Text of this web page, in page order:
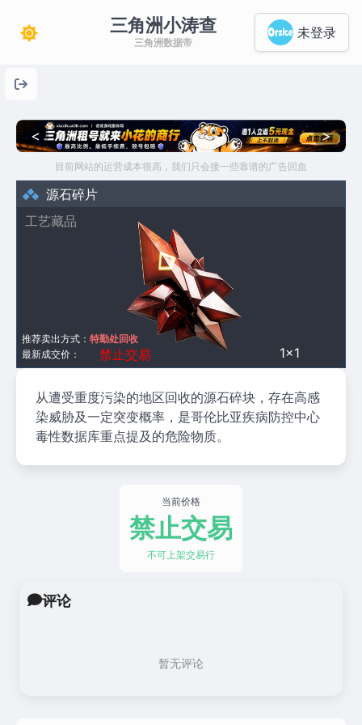
三角洲小涛查
三角洲数据帝
未登录
< >
目前网站的运营成本很高，我们只会接一些靠谱的广告回血
源石碎片
工艺藏品
1×1
最新成交价： 禁止交易
推荐卖出方式： 特勤处回收
从遭受重度污染的地区回收的源石碎块，存在高感
染威胁及一定突变概率，是哥伦比亚疾病防控中心
毒性数据库重点提及的危险物质。
当前价格
禁止交易
不可上架交易行
评论
暂无评论